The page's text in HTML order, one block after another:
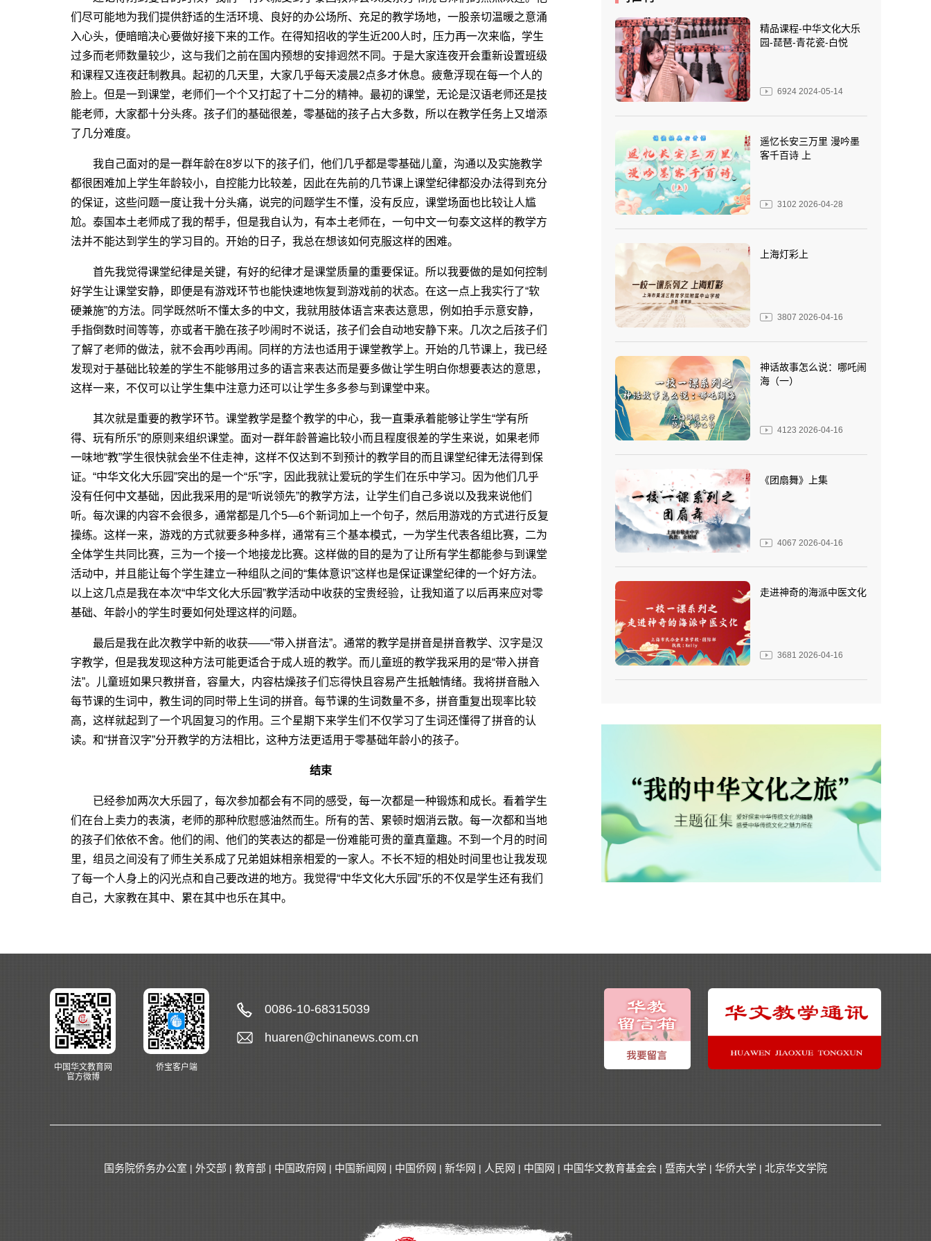
们尽可能地为我们提供舒适的生活环境、良好的办公场所、充足的教学场地，一股亲切温暖之意涌
入心头，便暗暗决心要做好接下来的工作。在得知招收的学生近200人时，压力再一次来临，学生
过多而老师数量较少，这与我们之前在国内预想的安排迥然不同。于是大家连夜开会重新设置班级
和课程又连夜赶制教具。起初的几天里，大家几乎每天凌晨2点多才休息。疲惫浮现在每一个人的
脸上。但是一到课堂，老师们一个个又打起了十二分的精神。最初的课堂，无论是汉语老师还是技
能老师，大家都十分头疼。孩子们的基础很差，零基础的孩子占大多数，所以在教学任务上又增添
了几分难度。
我自己面对的是一群年龄在8岁以下的孩子们，他们几乎都是零基础儿童，沟通以及实施教学
都很困难加上学生年龄较小，自控能力比较差，因此在先前的几节课上课堂纪律都没办法得到充分
的保证，这些问题一度让我十分头痛，说完的问题学生不懂，没有反应，课堂场面也比较让人尴
尬。泰国本土老师成了我的帮手，但是我自认为，有本土老师在，一句中文一句泰文这样的教学方
法并不能达到学生的学习目的。开始的日子，我总在想该如何克服这样的困难。
首先我觉得课堂纪律是关键，有好的纪律才是课堂质量的重要保证。所以我要做的是如何控制
好学生让课堂安静，即便是有游戏环节也能快速地恢复到游戏前的状态。在这一点上我实行了“软
硬兼施”的方法。同学既然听不懂太多的中文，我就用肢体语言来表达意思，例如拍手示意安静，
手指倒数时间等等，亦或者干脆在孩子吵闹时不说话，孩子们会自动地安静下来。几次之后孩子们
了解了老师的做法，就不会再吵再闹。同样的方法也适用于课堂教学上。开始的几节课上，我已经
发现对于基础比较差的学生不能够用过多的语言来表达而是要多做让学生明白你想要表达的意思，
这样一来，不仅可以让学生集中注意力还可以让学生多多参与到课堂中来。
其次就是重要的教学环节。课堂教学是整个教学的中心，我一直秉承着能够让学生“学有所
得、玩有所乐”的原则来组织课堂。面对一群年龄普遍比较小而且程度很差的学生来说，如果老师
一味地“教”学生很快就会坐不住走神，这样不仅达到不到预计的教学目的而且课堂纪律无法得到保
证。“中华文化大乐园”突出的是一个“乐”字，因此我就让爱玩的学生们在乐中学习。因为他们几乎
没有任何中文基础，因此我采用的是“听说领先”的教学方法，让学生们自己多说以及我来说他们
听。每次课的内容不会很多，通常都是几个5―6个新词加上一个句子，然后用游戏的方式进行反复
操练。这样一来，游戏的方式就要多种多样，通常有三个基本模式，一为学生代表各组比赛，二为
全体学生共同比赛，三为一个接一个地接龙比赛。这样做的目的是为了让所有学生都能参与到课堂
活动中，并且能让每个学生建立一种组队之间的“集体意识”这样也是保证课堂纪律的一个好方法。
以上这几点是我在本次“中华文化大乐园”教学活动中收获的宝贵经验，让我知道了以后再来应对零
基础、年龄小的学生时要如何处理这样的问题。
最后是我在此次教学中新的收获――“带入拼音法”。通常的教学是拼音是拼音教学、汉字是汉
字教学，但是我发现这种方法可能更适合于成人班的教学。而儿童班的教学我采用的是“带入拼音
法”。儿童班如果只教拼音，容量大，内容枯燥孩子们忘得快且容易产生抵触情绪。我将拼音融入
每节课的生词中，教生词的同时带上生词的拼音。每节课的生词数量不多，拼音重复出现率比较
高，这样就起到了一个巩固复习的作用。三个星期下来学生们不仅学习了生词还懂得了拼音的认
读。和“拼音汉字”分开教学的方法相比，这种方法更适用于零基础年龄小的孩子。
结束
已经参加两次大乐园了，每次参加都会有不同的感受，每一次都是一种锻炼和成长。看着学生
们在台上卖力的表演，老师的那种欣慰感油然而生。所有的苦、累顿时烟消云散。每一次都和当地
的孩子们依依不舍。他们的闹、他们的笑表达的都是一份难能可贵的童真童趣。不到一个月的时间
里，组员之间没有了师生关系成了兄弟姐妹相亲相爱的一家人。不长不短的相处时间里也让我发现
了每一个人身上的闪光点和自己要改进的地方。我觉得“中华文化大乐园”乐的不仅是学生还有我们
自己，大家教在其中、累在其中也乐在其中。
精品课程-中华文化大乐
园-琵琶-青花瓷-白悦
6924 2024-05-14
遥忆长安三万里 漫吟墨
客千百诗 上
3102 2026-04-28
上海灯彩上
3807 2026-04-16
神话故事怎么说：哪吒闹
海（一）
4123 2026-04-16
《团扇舞》上集
4067 2026-04-16
走进神奇的海派中医文化
3681 2026-04-16
中国华文教育网
官方微博
侨宝客户端
0086-10-68315039
huaren@chinanews.com.cn
国务院侨务办公室 | 外交部 | 教育部 | 中国政府网 | 中国新闻网 | 中国侨网 | 新华网 | 人民网 | 中国网 | 中国华文教育基金会 | 暨南大学 | 华侨大学 | 北京华文学院